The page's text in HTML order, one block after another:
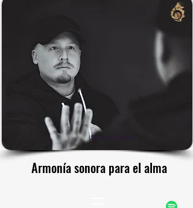
Armonía sonora para el alma
Armonía sonora para el alma
Sitio web oficial